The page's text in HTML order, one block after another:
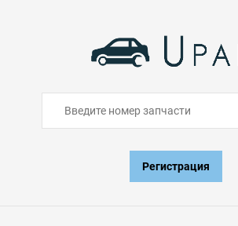
Регистрация